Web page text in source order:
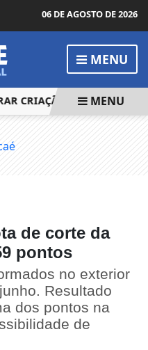
06 DE AGOSTO DE 2026
MENU
CRIAÇÃO DE MENU
de corte da
pontos
no exterior
Resultado
dos pontos na
de